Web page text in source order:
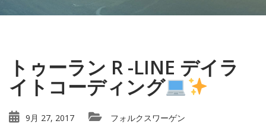
トゥーラン R -LINE デイラ
イトコーディング
9月 27, 2017
フォルクスワーゲン